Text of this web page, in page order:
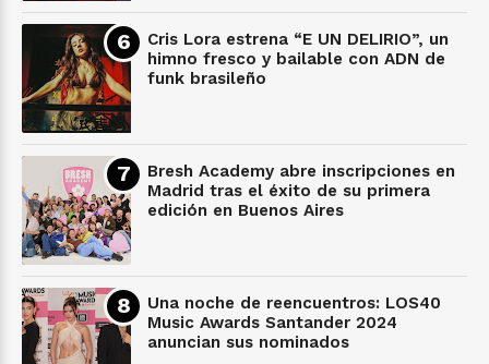
Cris Lora estrena “E UN DELIRIO”, un
himno fresco y bailable con ADN de
funk brasileño
Bresh Academy abre inscripciones en
Madrid tras el éxito de su primera
edición en Buenos Aires
Una noche de reencuentros: LOS40
Music Awards Santander 2024
anuncian sus nominados